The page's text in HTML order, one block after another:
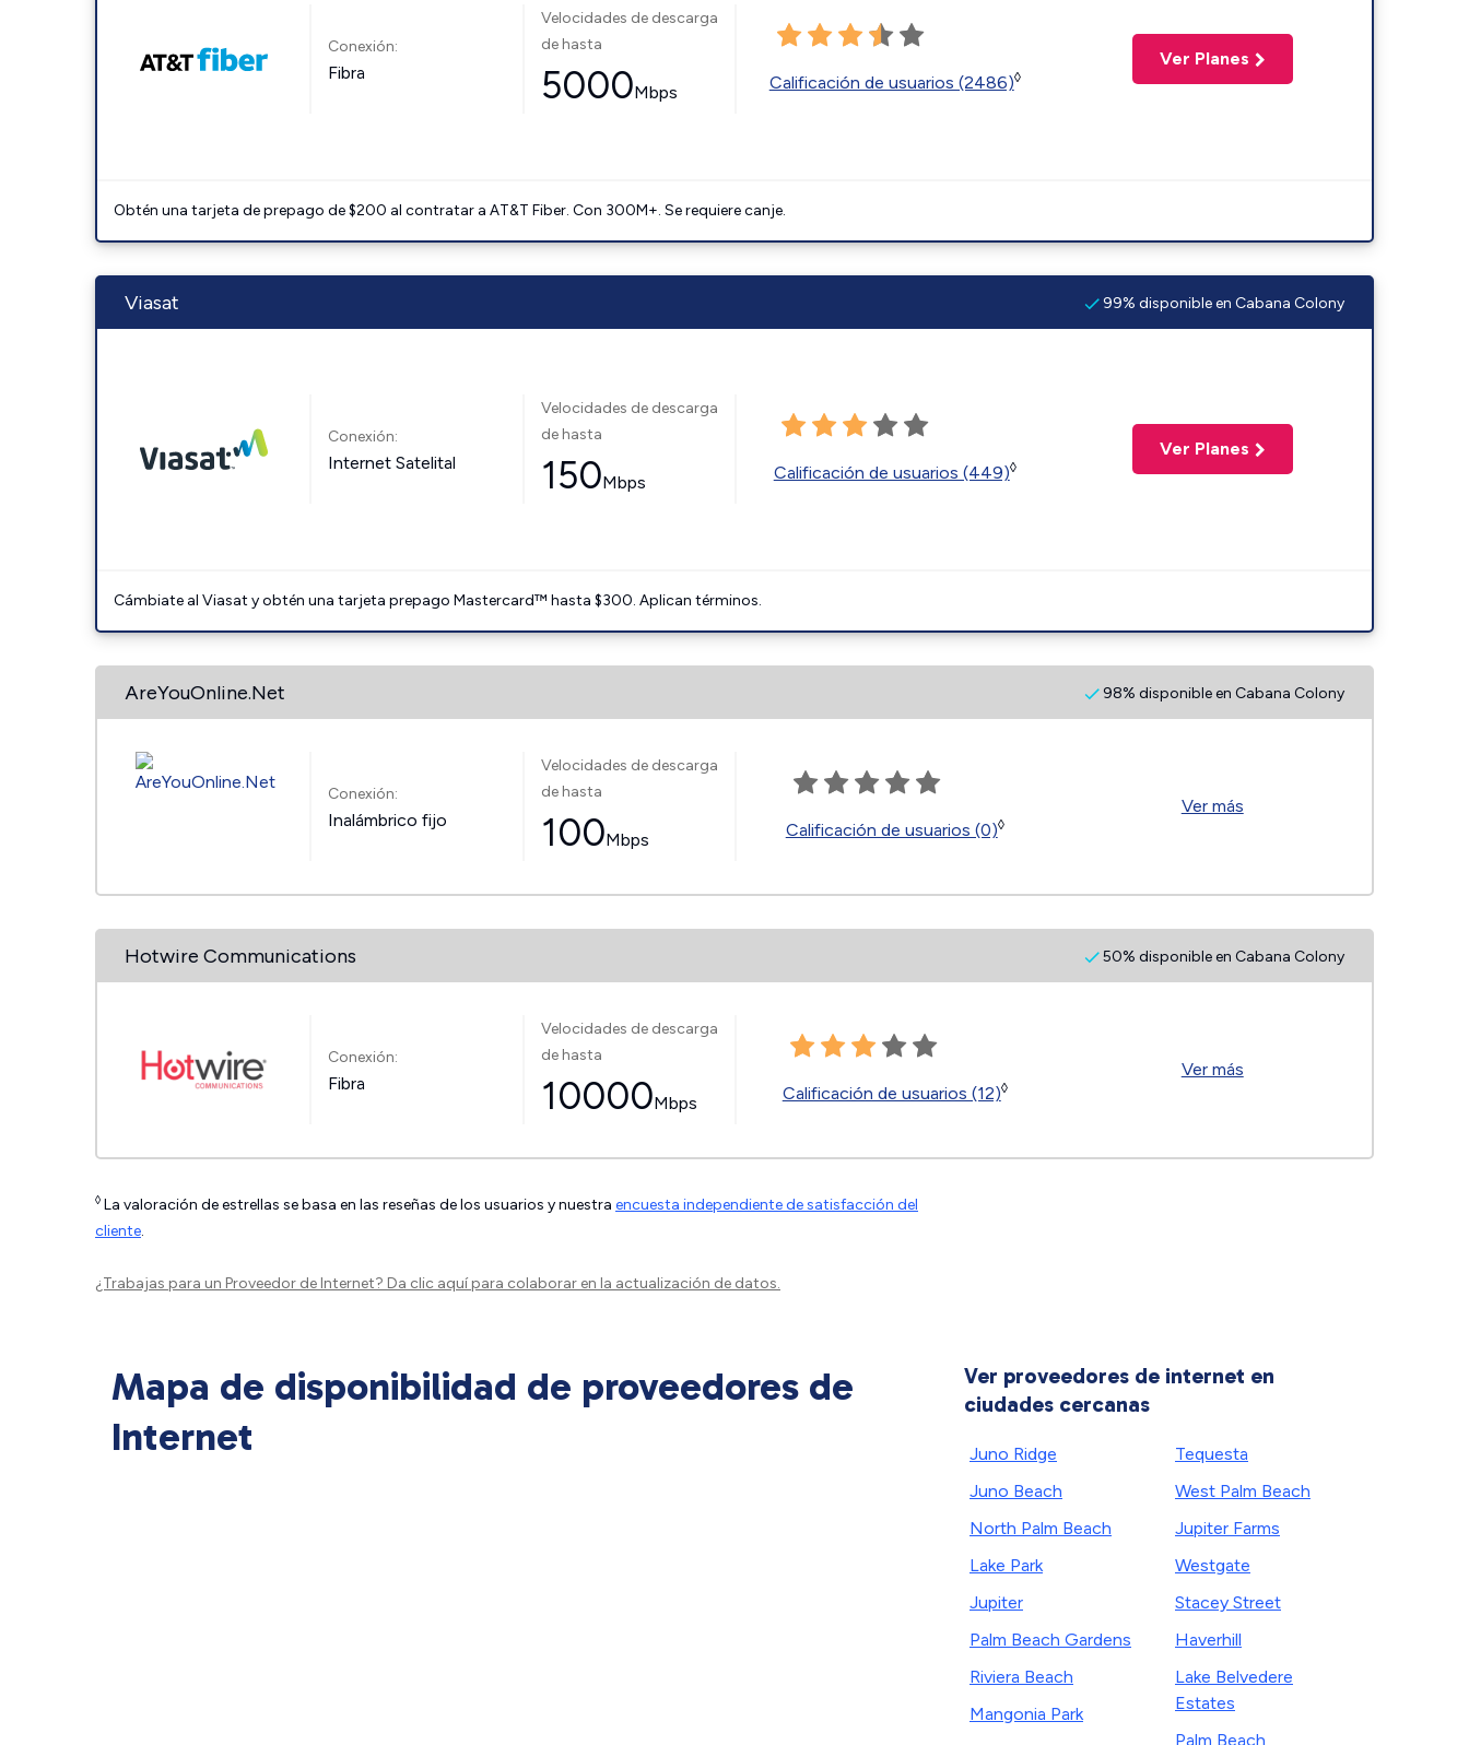
Conexión:
Fibra
Velocidades de descarga
de hasta
5000Mbps Calificación de usuarios (2486)◊
Ver Planes
Obtén una tarjeta de prepago de $200 al contratar a AT&T Fiber. Con 300M+. Se requiere canje.
Viasat 99% disponible en Cabana Colony
Conexión:
Internet Satelital
Velocidades de descarga
de hasta
150Mbps Calificación de usuarios (449)◊
Ver Planes
Cámbiate al Viasat y obtén una tarjeta prepago Mastercard™ hasta $300. Aplican términos.
AreYouOnline.Net 98% disponible en Cabana Colony
Conexión:
Inalámbrico fijo
Velocidades de descarga
de hasta
100Mbps Calificación de usuarios (0)◊
Ver más
Hotwire Communications 50% disponible en Cabana Colony
Conexión:
Fibra
Velocidades de descarga
de hasta
10000Mbps Calificación de usuarios (12)◊
Ver más
◊ La valoración de estrellas se basa en las reseñas de los usuarios y nuestra encuesta independiente de satisfacción del
cliente.
¿Trabajas para un Proveedor de Internet? Da clic aquípara colaborar en la actualización de datos.
Mapa de disponibilidad de proveedores de
Internet
Ver proveedores de internet en
ciudades cercanas
Juno Ridge
Juno Beach
North Palm Beach
Lake Park
Jupiter
Palm Beach Gardens
Riviera Beach
Mangonia Park
Tequesta
West Palm Beach
Jupiter Farms
Westgate
Stacey Street
Haverhill
Lake Belvedere
Estates
Palm Beach